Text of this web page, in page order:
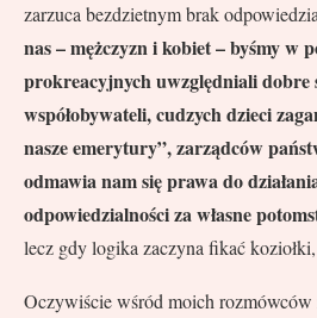
zarzuca bezdzietnym brak
nas – mężczyzn i kobiet – byśmy w
prokreacyjnych uwzględniali dobre
współobywateli, cudzych dzieci
nasze emerytury”, zarządców
odmawia nam się prawa do
odpowiedzialności za własne
lecz gdy logika zaczyna fikać
Oczywiście wśród moich rozmówców